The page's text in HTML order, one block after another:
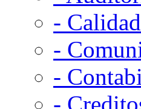
-
-
-